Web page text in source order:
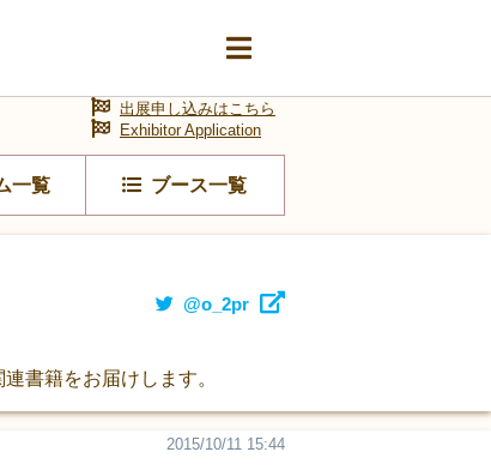
一覧 ブース一覧
出展申し込みはこちら
Exhibitor Application
@o_2pr
書籍をお届けします。
2015/10/11 15:44